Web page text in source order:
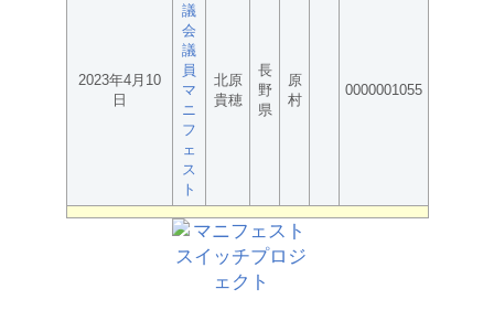
2023年4月10
日
議
会
議
員
マ
ニ
フ
ェ
ス
ト
北原
貴穂
長
野
県
原
村
0000001055